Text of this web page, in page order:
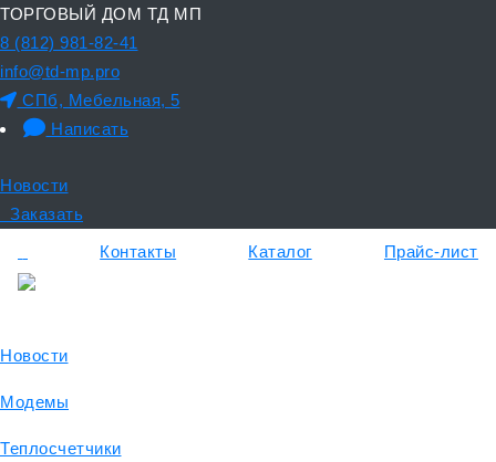
ТОРГОВЫЙ ДОМ ТД МП
8 (812) 981-82-41
info@td-mp.pro
СПб, Мебельная, 5
Написать
Новости
Заказать
Контакты
Каталог Прайс-лист
Новости
Модемы
Теплосчетчики